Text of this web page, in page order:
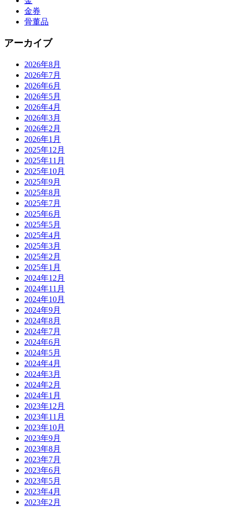
金券
骨董品
アーカイブ
2026年8月
2026年7月
2026年6月
2026年5月
2026年4月
2026年3月
2026年2月
2026年1月
2025年12月
2025年11月
2025年10月
2025年9月
2025年8月
2025年7月
2025年6月
2025年5月
2025年4月
2025年3月
2025年2月
2025年1月
2024年12月
2024年11月
2024年10月
2024年9月
2024年8月
2024年7月
2024年6月
2024年5月
2024年4月
2024年3月
2024年2月
2024年1月
2023年12月
2023年11月
2023年10月
2023年9月
2023年8月
2023年7月
2023年6月
2023年5月
2023年4月
2023年2月